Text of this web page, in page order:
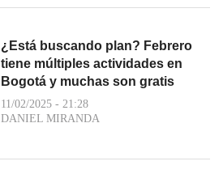
¿Está buscando plan? Febrero
tiene múltiples actividades en
Bogotá y muchas son gratis
11/02/2025 - 21:28
DANIEL MIRANDA